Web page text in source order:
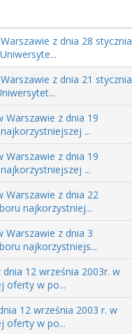
z dnia 28 stycznia
z dnia 21 stycznia
Warszawie z dnia 19
...
Warszawie z dnia 19
...
Warszawie z dnia 22
najkorzystniej...
Warszawie z dnia 3
najkorzystniejs...
12 września 2003r. w
oferty w po...
12 września 2003 r. w
oferty w po...